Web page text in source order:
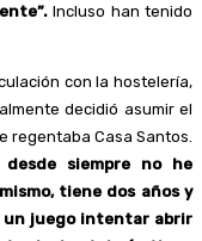
Incluso han tenido
con la hostelería,
decidió asumir el
regentaba Casa Santos.
desde siempre no he
tiene dos años y
un juego intentar abrir